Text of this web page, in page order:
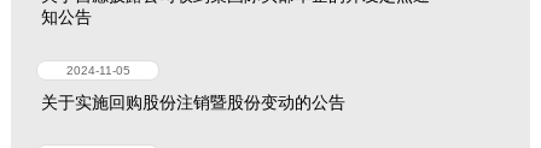
知公告
2024-11-05
关于实施回购股份注销暨股份变动的公告